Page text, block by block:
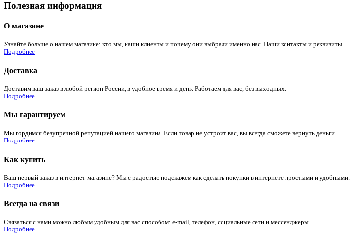
Полезная информация
О магазине
Узнайте больше о нашем магазине: кто мы, наши клиенты и почему они выбрали именно нас. Наши контакты и реквизиты.
Подробнее
Доставка
Доставим ваш заказ в любой регион России, в удобное время и день. Работаем для вас, без выходных.
Подробнее
Мы гарантируем
Мы гордимся безупречной репутацией нашего магазина. Если товар не устроит вас, вы всегда сможете вернуть деньги.
Подробнее
Как купить
Ваш первый заказ в интернет-магазине? Мы с радостью подскажем как сделать покупки в интернете простыми и удобными.
Подробнее
Всегда на связи
Связаться с нами можно любым удобным для вас способом: e-mail, телефон, социальные сети и мессенджеры.
Подробнее